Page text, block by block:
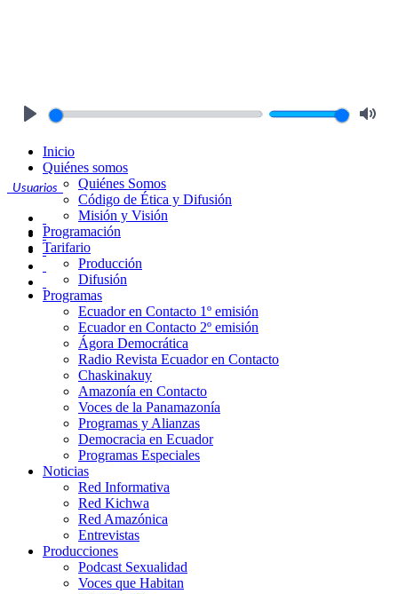
Usuarios
Inicio
Quiénes somos
Quiénes Somos
Código de Ética y Difusión
Misión y Visión
Programación
Tarifario
Producción
Difusión
Programas
Ecuador en Contacto 1º emisión
Ecuador en Contacto 2º emisión
Ágora Democrática
Radio Revista Ecuador en Contacto
Chaskinakuy
Amazonía en Contacto
Voces de la Panamazonía
Programas y Alianzas
Democracia en Ecuador
Programas Especiales
Noticias
Red Informativa
Red Kichwa
Red Amazónica
Entrevistas
Producciones
Podcast Sexualidad
Voces que Habitan